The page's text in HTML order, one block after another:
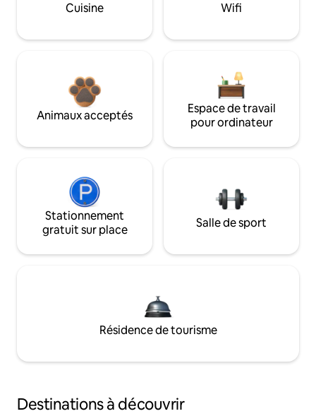
Cuisine Wifi
Animaux acceptés
Espace de travail
pour ordinateur
Stationnement
gratuit sur place
Salle de sport
Résidence de tourisme
Destinations à découvrir